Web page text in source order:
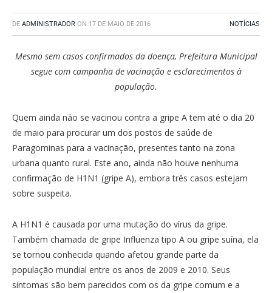
DE ADMINISTRADOR ON 17 DE MAIO DE 2016 NOTÍCIAS
Mesmo sem casos confirmados da doença, Prefeitura Municipal
segue com campanha de vacinação e esclarecimentos à
população.
Quem ainda não se vacinou contra a gripe A tem até o dia 20
de maio para procurar um dos postos de saúde de
Paragominas para a vacinação, presentes tanto na zona
urbana quanto rural. Este ano, ainda não houve nenhuma
confirmação de H1N1 (gripe A), embora três casos estejam
sobre suspeita.
A H1N1 é causada por uma mutação do vírus da gripe.
Também chamada de gripe Influenza tipo A ou gripe suína, ela
se tornou conhecida quando afetou grande parte da
população mundial entre os anos de 2009 e 2010. Seus
sintomas são bem parecidos com os da gripe comum e a